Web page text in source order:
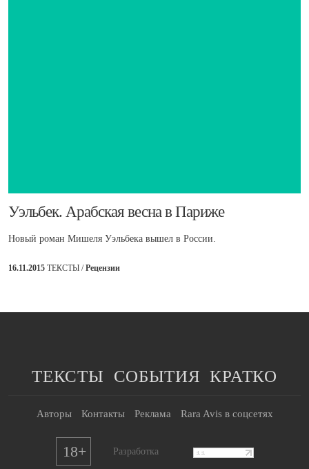
Уэльбек. Арабская весна в Париже
Новый роман Мишеля Уэльбека вышел в России.
16.11.2015 ТЕКСТЫ /Рецензии
ТЕКСТЫ СОБЫТИЯ КРАТКО
Авторы Контакты Реклама Rara Avis в соцсетях
18+ Разработка